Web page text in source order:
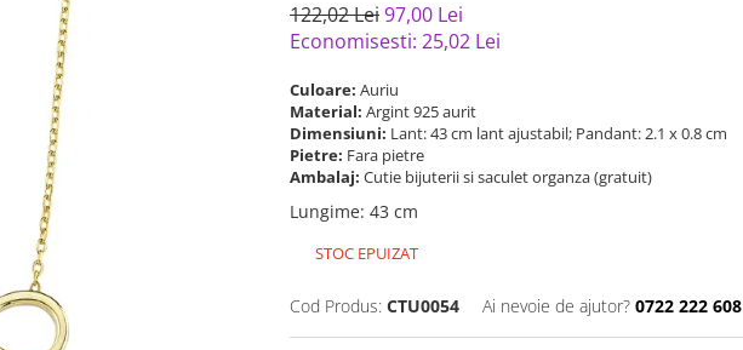
122,02 Lei97,00 Lei
Economisesti: 25,02 Lei
Culoare: Auriu
Material: Argint 925 aurit
Dimensiuni: Lant: 43 cm lant ajustabil; Pandant: 2.1 x 0.8 cm
Pietre: Fara pietre
Ambalaj: Cutie bijuterii si saculet organza (gratuit)
Lungime: 43 cm
STOC EPUIZAT
Cod Produs: CTU0054 Ai nevoie de ajutor? 0722 222 608